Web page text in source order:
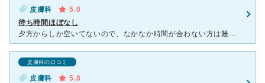
皮膚科
5.0
待ち時間ほぼなし
夕方からしか空いてないので、なかなか時間が合わない方は難しいかもしれません。 心斎橋商店街の中にあるというアクセス良好な皮膚科です。 手荒れを診ていただきました。 女性には女性のお医者様に見ても
皮膚科の口コミ
皮膚科
5.0